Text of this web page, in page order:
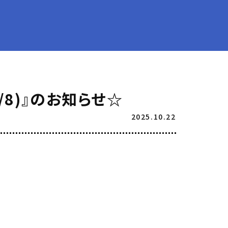
』のお知らせ☆
2025.10.22